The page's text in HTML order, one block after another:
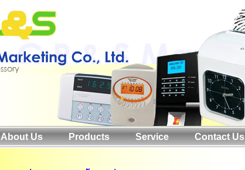
About Us Products Service Contact Us